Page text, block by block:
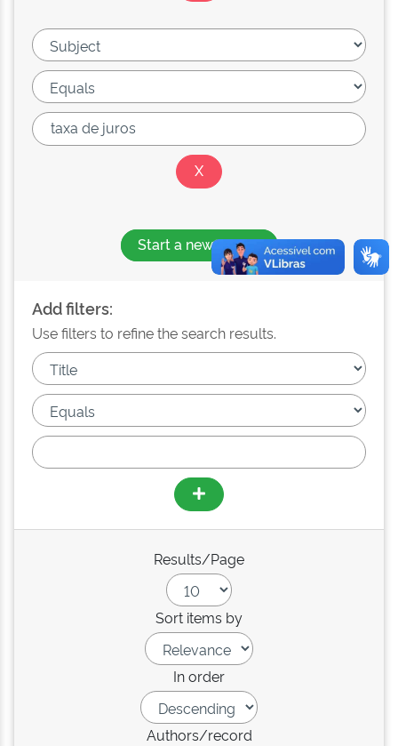
Start a new search
Add filters:
Use filters to refine the search results.
Results/Page
Sort items by
In order
Authors/record